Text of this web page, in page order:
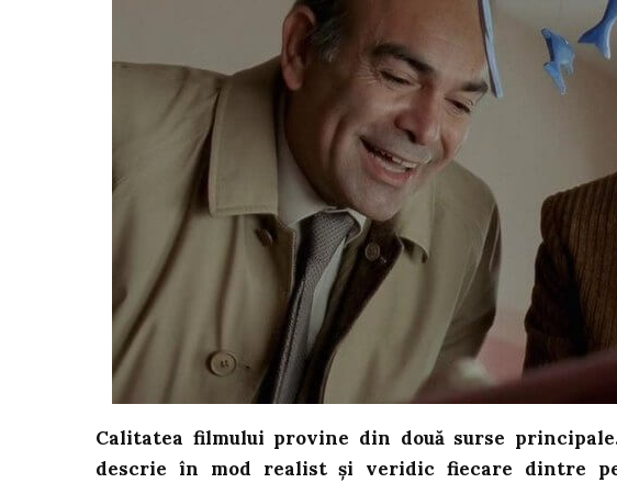
Calitatea filmului provine din două surse
descrie în mod realist și veridic fiecare dintre